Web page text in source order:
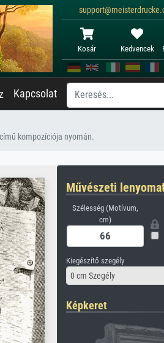
Kosár Kedvencek
Kapcsolat
kompozíciója nyomán.
Művészeti
Szélesség (Motívum,
cm)
Kiegészítő szegély
0 cm Szegély
Képkeret